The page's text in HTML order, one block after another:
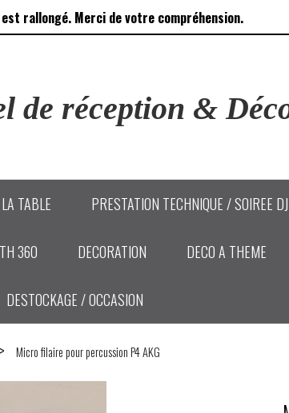
rallongé. Merci de votre compréhension.
de réception &
TABLE PRESTATION TECHNIQUE / SOIREE
360 DECORATION DECO A THEME
DESTOCKAGE / OCCASION
Micro filaire pour percussion P4 AKG